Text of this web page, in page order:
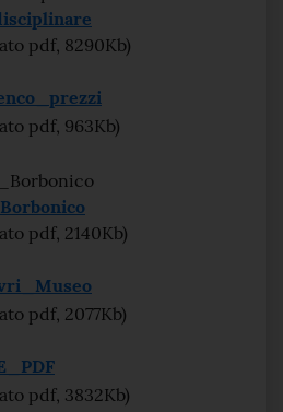
pdf, 8290Kb)
pdf, 963Kb)
pdf, 2140Kb)
pdf, 2077Kb)
pdf, 3832Kb)